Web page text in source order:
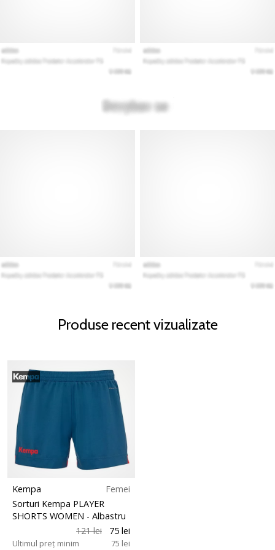
Produse recent vizualizate
Kempa
Femei
Sorturi Kempa PLAYER
SHORTS WOMEN - Albastru
121 lei
75 lei
Ultimul preț minim 75 lei